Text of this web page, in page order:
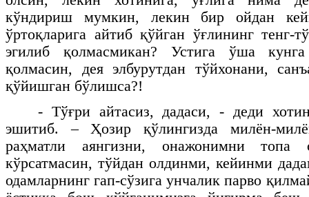
кўндириш мумкин, лекин бир ойдан
ўртоқларига айтиб қўйган ўғлининг тенг-
эгилиб қолмасмикан? Устига ўша
қолмасин, дея элбурутдан тўйхонани,
қўйишган бўлишса?!
- Тўғри айтасиз, дадаси, - деди
эшитиб. – Ҳозир қўлингизда милён-
раҳматли аянгизни, онажонимни топа
кўрсатмасин, тўйдан олдинми, кейинми
одамларнинг гап-сўзига унчалик парво